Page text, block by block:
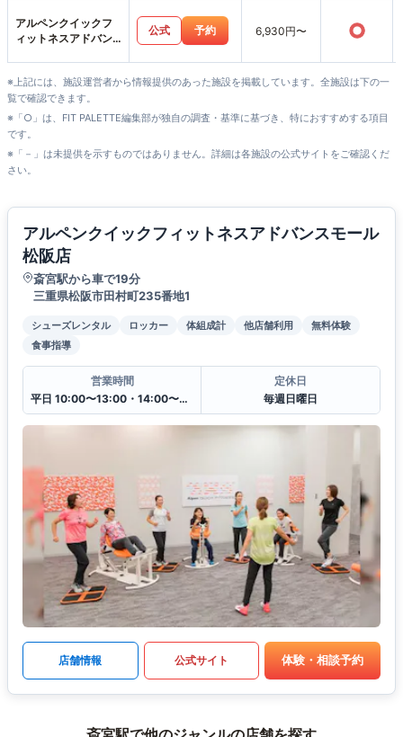
アルペンクイックフ
ィットネスアドバン
公式 予約 6,930円〜 ○
※上記には、施設運営者から情報提供のあった施設を掲載しています。全施設は下の一
覧で確認できます。
※「○」は、FIT PALETTE編集部が独自の調査・基準に基づき、特におすすめする項目
です。
※「－」は未提供を示すものではありません。詳細は各施設の公式サイトをご確認くだ
さい。
アルペンクイックフィットネスアドバンスモール
松阪店
斎宮駅から車で19分
三重県松阪市田村町235番地1
シューズレンタル ロッカー 体組成計 他店舗利用
無料体験
食事指導
営業時間
平日 10:00〜13:00・14:00〜20:00
定休日
毎週日曜日
店舗情報 公式サイト 体験・相談予約